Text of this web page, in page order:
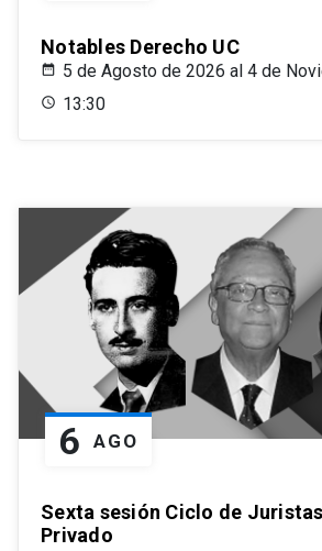
Notables Derecho UC
5 de Agosto de 2026 al 4 de
13:30
6 AGO
Sexta sesión Ciclo de
Privado